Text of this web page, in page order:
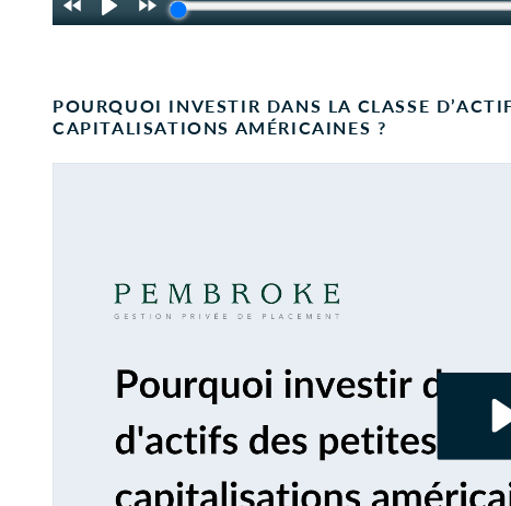
POURQUOI INVESTIR DANS LA CLASSE
CAPITALISATIONS AMÉRICAINES ?